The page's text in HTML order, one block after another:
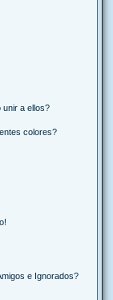
unir a ellos?
colores?
e Ignorados?